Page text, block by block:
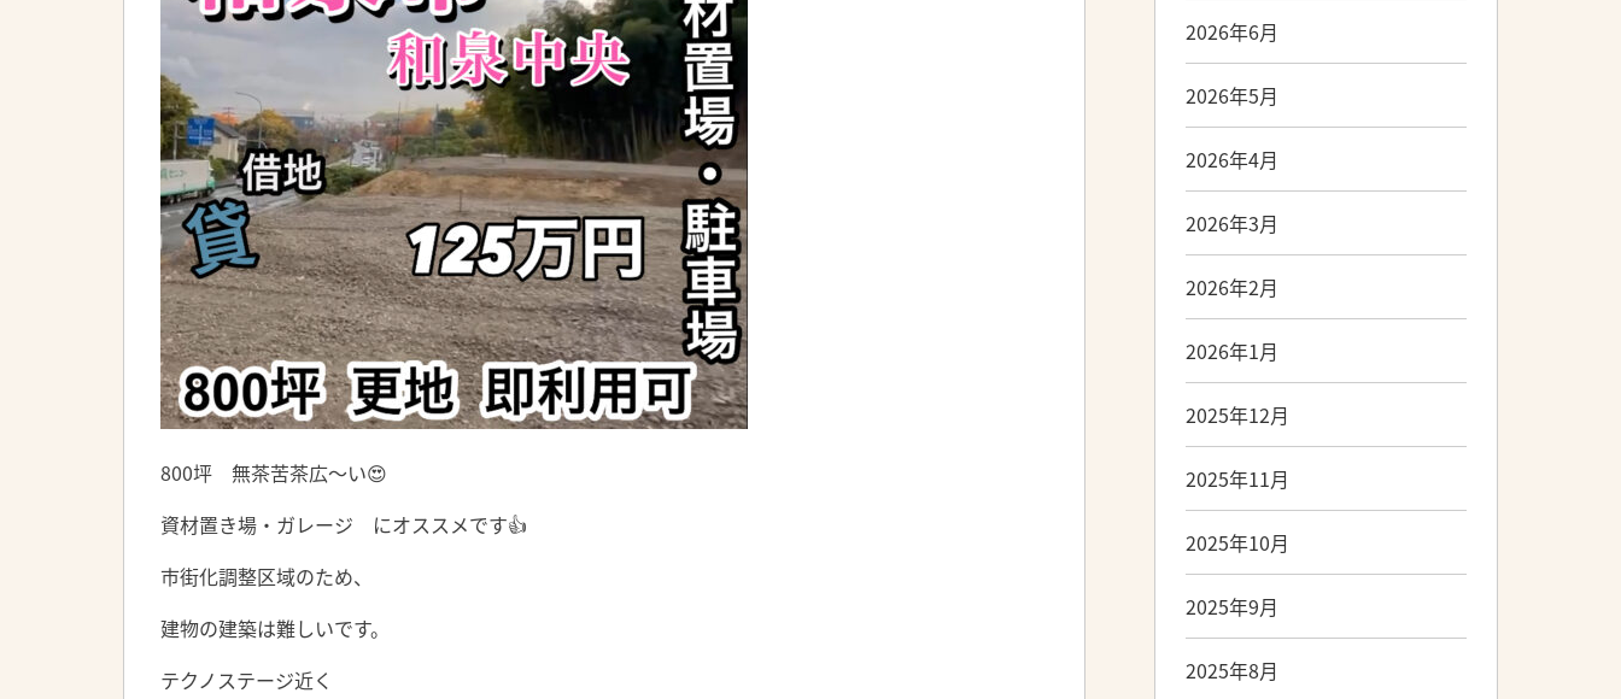
800坪 無茶苦茶広〜い😍
資材置き場・ガレージ にオススメです👍
市街化調整区域のため、
建物の建築は難しいです。
テクノステージ近く
2026年6月
2026年5月
2026年4月
2026年3月
2026年2月
2026年1月
2025年12月
2025年11月
2025年10月
2025年9月
2025年8月